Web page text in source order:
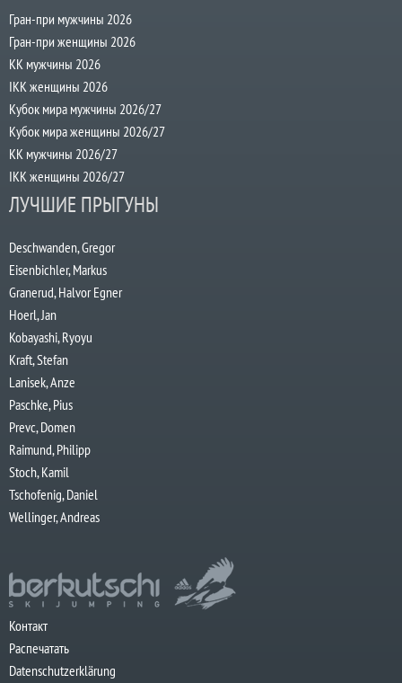
Гран-при мужчины 2026
Гран-при женщины 2026
КК мужчины 2026
IKK женщины 2026
Кубок мира мужчины 2026/27
Кубок мира женщины 2026/27
КК мужчины 2026/27
IKK женщины 2026/27
ЛУЧШИЕ ПРЫГУНЫ
Deschwanden, Gregor
Eisenbichler, Markus
Granerud, Halvor Egner
Hoerl, Jan
Kobayashi, Ryoyu
Kraft, Stefan
Lanisek, Anze
Paschke, Pius
Prevc, Domen
Raimund, Philipp
Stoch, Kamil
Tschofenig, Daniel
Wellinger, Andreas
Контакт
Распечатать
Datenschutzerklärung